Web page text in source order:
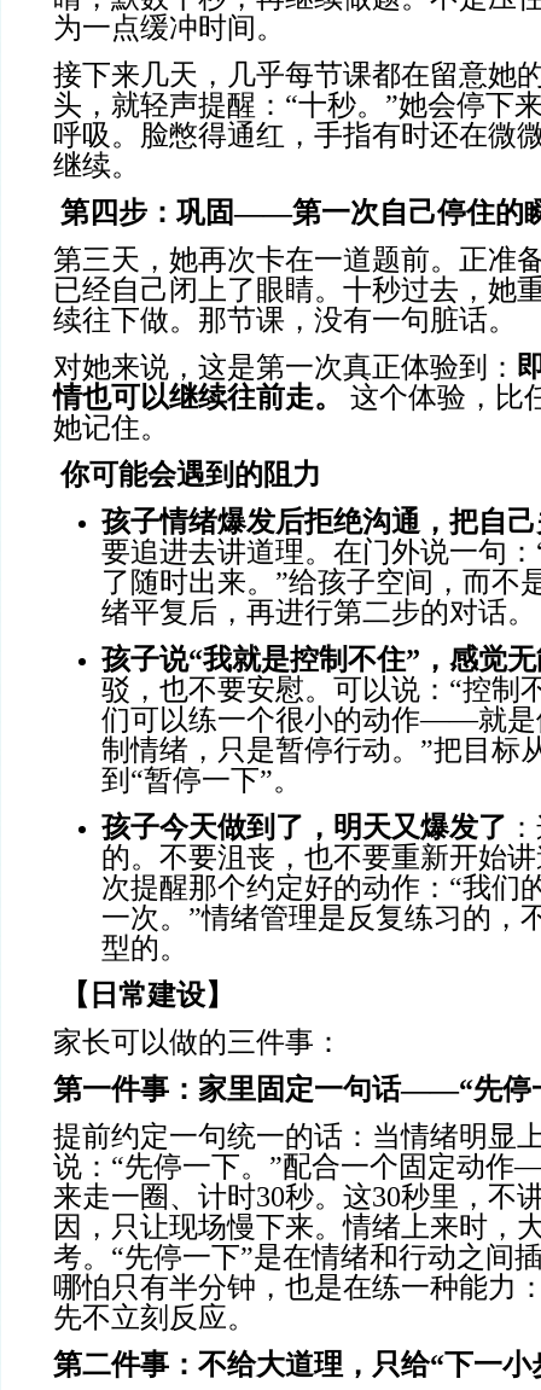
为一点缓冲时间。
接下来几天，几乎每节课都在留意她
头，就轻声提醒：“十秒。”她会停下
呼吸。脸憋得通红，手指有时还在微
继续。
第四步：巩固——第一次自己停住的
第三天，她再次卡在一道题前。正准
已经自己闭上了眼睛。十秒过去，她
续往下做。那节课，没有一句脏话。
对她来说，这是第一次真正体验到：
情也可以继续往前走。
这个体验，比
她记住。
你可能会遇到的阻力
孩子情绪爆发后拒绝沟通，把自
要追进去讲道理。在门外说一句
了随时出来。”给孩子空间，而不
绪平复后，再进行第二步的对话。
孩子说“我就是控制不住”，感觉
驳，也不要安慰。可以说：“控制
们可以练一个很小的动作——就是
制情绪，只是暂停行动。”把目标
到“暂停一下”。
孩子今天做到了，明天又爆发了
的。不要沮丧，也不要重新开始
次提醒那个约定好的动作：“我们
一次。”情绪管理是反复练习的，
型的。
【日常建设】
家长可以做的三件事：
第一件事：家里固定一句话——“先停
提前约定一句统一的话：当情绪明显
说：“先停一下。”配合一个固定动
来走一圈、计时30秒。这30秒里，不
因，只让现场慢下来。情绪上来时，
考。“先停一下”是在情绪和行动之
哪怕只有半分钟，也是在练一种能力
先不立刻反应。
第二件事：不给大道理，只给“下一小